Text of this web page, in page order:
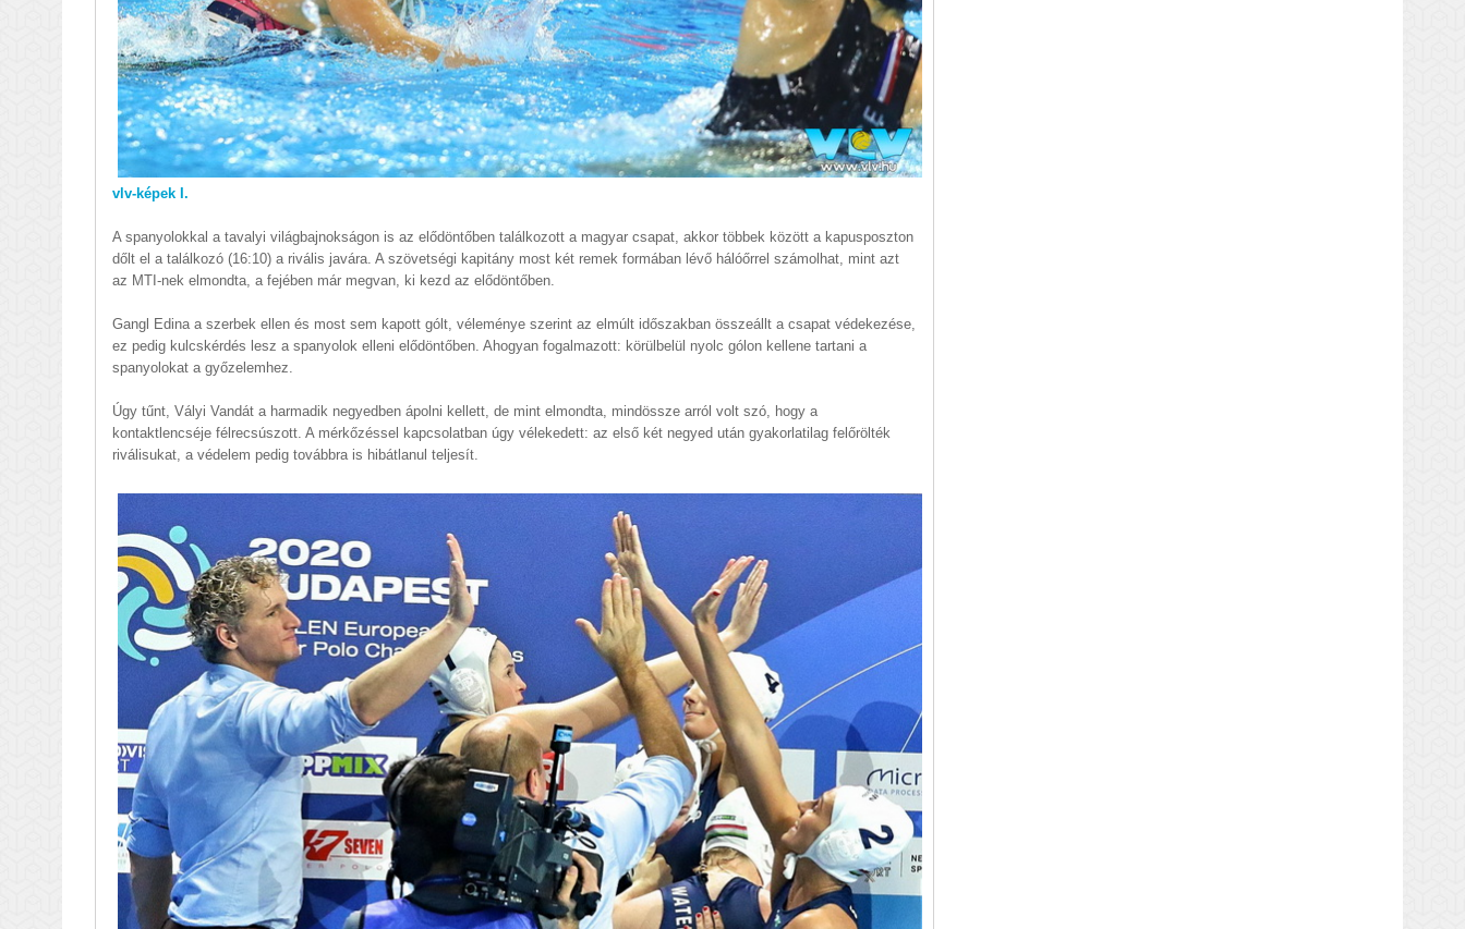
vlv-képek I.
A spanyolokkal a tavalyi világbajnokságon is az elődöntőben találkozott a magyar csapat, akkor többek között a kapusposzton
dőlt el a találkozó (16:10) a rivális javára. A szövetségi kapitány most két remek formában lévő hálóőrrel számolhat, mint azt
az MTI-nek elmondta, a fejében már megvan, ki kezd az elődöntőben.
Gangl Edina a szerbek ellen és most sem kapott gólt, véleménye szerint az elmúlt időszakban összeállt a csapat védekezése,
ez pedig kulcskérdés lesz a spanyolok elleni elődöntőben. Ahogyan fogalmazott: körülbelül nyolc gólon kellene tartani a
spanyolokat a győzelemhez.
Úgy tűnt, Vályi Vandát a harmadik negyedben ápolni kellett, de mint elmondta, mindössze arról volt szó, hogy a
kontaktlencséje félrecsúszott. A mérkőzéssel kapcsolatban úgy vélekedett: az első két negyed után gyakorlatilag felőrölték
riválisukat, a védelem pedig továbbra is hibátlanul teljesít.